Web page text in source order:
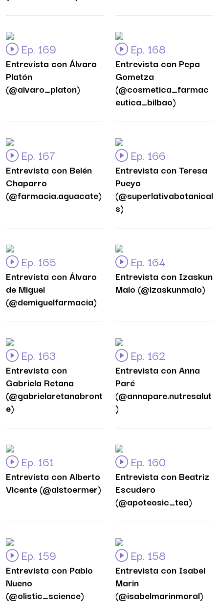
Ep. 169
Entrevista con Álvaro
Platón
(@alvaro_platon)
Ep. 168
Entrevista con Pepa
Gometza
(@cosmetica_farmac
eutica_bilbao)
Ep. 167
Entrevista con Belén
Chaparro
(@farmacia.aguacate)
Ep. 166
Entrevista con Teresa
Pueyo
(@superlativabotanical
s)
Ep. 165
Entrevista con Álvaro
de Miguel
(@demiguelfarmacia)
Ep. 164
Entrevista con Izaskun
Malo (@izaskunmalo)
Ep. 163
Entrevista con
Gabriela Retana
(@gabrielaretanabront
e)
Ep. 162
Entrevista con Anna
Paré
(@annapare.nutresalut
)
Ep. 161
Entrevista con Alberto
Vicente (@alstoermer)
Ep. 160
Entrevista con Beatriz
Escudero
(@apoteosic_tea)
Ep. 159
Entrevista con Pablo
Nueno
(@olistic_science)
Ep. 158
Entrevista con Isabel
Marin
(@isabelmarinmoral)